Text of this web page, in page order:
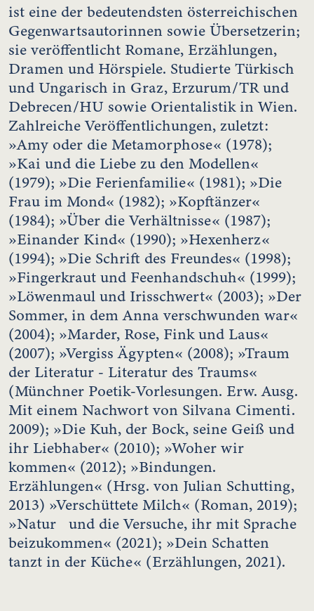
ist eine der bedeutendsten österreichischen
Gegenwartsautorinnen sowie Übersetzerin;
sie veröffentlicht Romane, Erzählungen,
Dramen und Hörspiele. Studierte Türkisch
und Ungarisch in Graz, Erzurum/TR und
Debrecen/HU sowie Orientalistik in Wien.
Zahlreiche Veröffentlichungen, zuletzt:
»Amy oder die Metamorphose« (1978);
»Kai und die Liebe zu den Modellen«
(1979); »Die Ferienfamilie« (1981); »Die
Frau im Mond« (1982); »Kopftänzer«
(1984); »Über die Verhältnisse« (1987);
»Einander Kind« (1990); »Hexenherz«
(1994); »Die Schrift des Freundes« (1998);
»Fingerkraut und Feenhandschuh« (1999);
»Löwenmaul und Irisschwert« (2003); »Der
Sommer, in dem Anna verschwunden war«
(2004); »Marder, Rose, Fink und Laus«
(2007); »Vergiss Ägypten« (2008); »Traum
der Literatur - Literatur des Traums«
(Münchner Poetik-Vorlesungen. Erw. Ausg.
Mit einem Nachwort von Silvana Cimenti.
2009); »Die Kuh, der Bock, seine Geiß und
ihr Liebhaber« (2010); »Woher wir
kommen« (2012); »Bindungen.
Erzählungen« (Hrsg. von Julian Schutting,
2013) »Verschüttete Milch« (Roman, 2019);
»Natur und die Versuche, ihr mit Sprache
beizukommen« (2021); »Dein Schatten
tanzt in der Küche« (Erzählungen, 2021).